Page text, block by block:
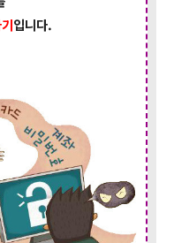
입니다.